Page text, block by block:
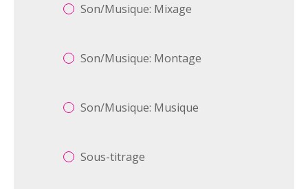
Son/Musique: Mixage
Son/Musique: Montage
Son/Musique: Musique
Sous-titrage